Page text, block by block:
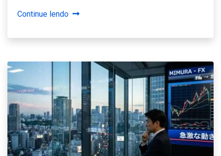
Continue lendo